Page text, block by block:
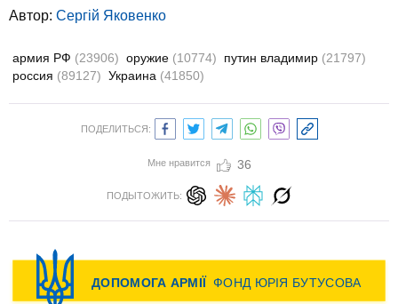
Автор: Сергій Яковенко
армия РФ (23906) оружие (10774) путин владимир (21797)
россия (89127) Украина (41850)
ПОДЕЛИТЬСЯ:
Мне нравится 36
ПОДЫТОЖИТЬ: